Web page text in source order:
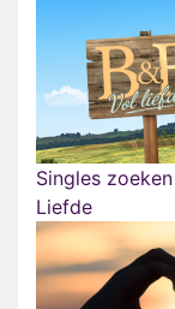
Singles
Liefde